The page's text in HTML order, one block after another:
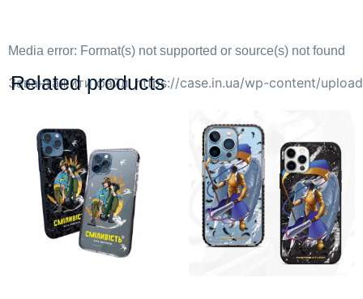
Media error: Format(s) not supported or source(s) not found
Завантажити файл: https://case.in.ua/wp-content/
00:00
Related products